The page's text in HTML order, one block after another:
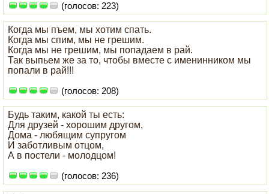
(голосов: 223)
Когда мы пъем, мы хотим спать.
Когда мы спим, мы не грешим.
Когда мы не грешим, мы попадаем в рай.
Так выпьем же за то, чтобы вместе с именинником мы
попали в рай!!!
(голосов: 208)
Будь таким, какой ты есть:
Для друзей - хорошим другом,
Дома - любящим супругом
И заботливым отцом,
А в постели - молодцом!
(голосов: 236)